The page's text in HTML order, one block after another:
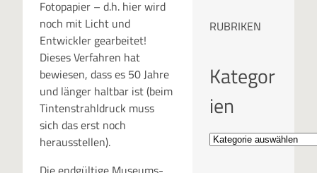
Fotopapier – d.h. hier wird
noch mit Licht und
Entwickler gearbeitet!
Dieses Verfahren hat
bewiesen, dass es 50 Jahre
und länger haltbar ist (beim
Tintenstrahldruck muss
sich das erst noch
herausstellen).
RUBRIKEN
Kategor
ien